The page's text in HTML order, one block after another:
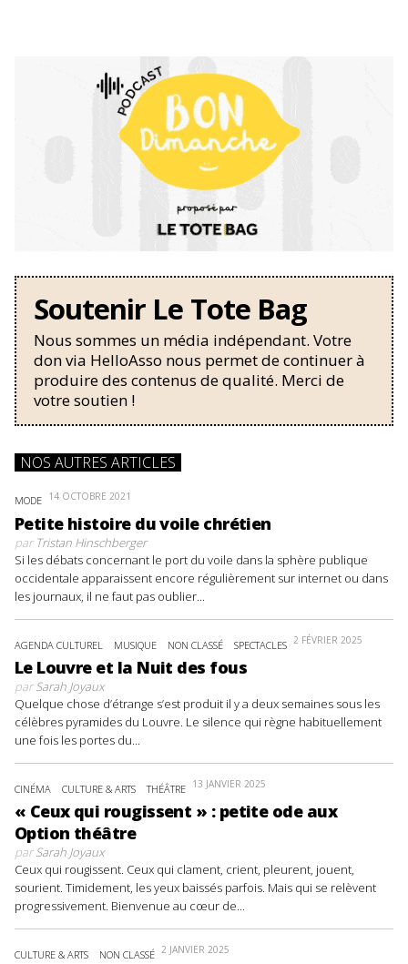
Soutenir Le Tote Bag
Nous sommes un média indépendant. Votre
don via HelloAsso nous permet de continuer à
produire des contenus de qualité. Merci de
votre soutien !
NOS AUTRES ARTICLES
MODE 14 OCTOBRE 2021
Petite histoire du voile chrétien
parTristan Hinschberger
Si les débats concernant le port du voile dans la sphère publique
occidentale apparaissent encore régulièrement sur internet ou dans
les journaux, il ne faut pas oublier...
AGENDA CULTUREL MUSIQUE NON CLASSÉ SPECTACLES 2 FÉVRIER 2025
Le Louvre et la Nuit des fous
parSarah Joyaux
Quelque chose d’étrange s’est produit il y a deux semaines sous les
célèbres pyramides du Louvre. Le silence qui règne habituellement
une fois les portes du...
CINÉMA CULTURE & ARTS THÉÂTRE 13 JANVIER 2025
« Ceux qui rougissent » : petite ode aux
Option théâtre
parSarah Joyaux
Ceux qui rougissent. Ceux qui clament, crient, pleurent, jouent,
sourient. Timidement, les yeux baissés parfois. Mais qui se relèvent
progressivement. Bienvenue au cœur de...
CULTURE & ARTS NON CLASSÉ 2 JANVIER 2025